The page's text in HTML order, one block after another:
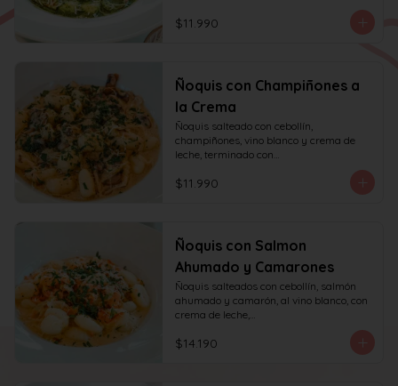
$11.990
Ñoquis con Champiñones a
la Crema
Ñoquis salteado con cebollín,
champiñones, vino blanco y crema de
leche, terminado con
$11.990
Ñoquis con Salmon
Ahumado y Camarones
Ñoquis salteados con cebollín, salmón
ahumado y camarón, al vino blanco, con
crema de leche,
$14.190